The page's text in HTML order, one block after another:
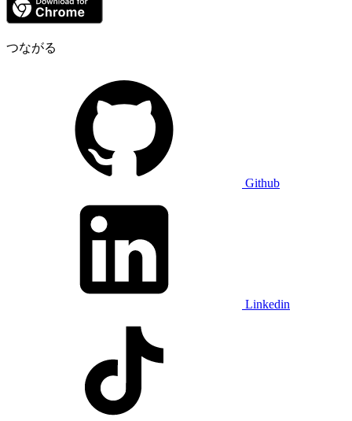
つながる
Github
Linkedin